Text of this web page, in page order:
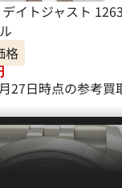
イトジャスト
格
27日時点の参考買